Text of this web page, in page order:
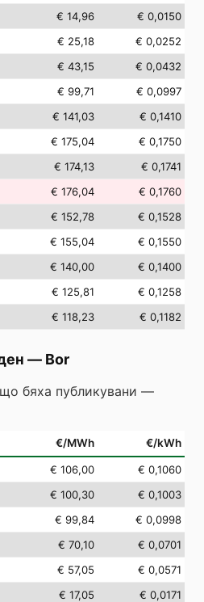
€ 14,96
€ 0,0150
€ 25,18
€ 0,0252
€ 43,15
€ 0,0432
€ 99,71
€ 0,0997
€ 141,03
€ 0,1410
€ 175,04
€ 0,1750
€ 174,13
€ 0,1741
€ 176,04
€ 0,1760
€ 152,78
€ 0,1528
€ 155,04
€ 0,1550
€ 140,00
€ 0,1400
€ 125,81
€ 0,1258
€ 118,23 € 0,1182
— Bor
бяха публикувани —
€/MWh €/kWh
€ 106,00
€ 0,1060
€ 100,30
€ 0,1003
€ 99,84
€ 0,0998
€ 70,10
€ 0,0701
€ 57,05
€ 0,0571
€ 17,05
€ 0,0171